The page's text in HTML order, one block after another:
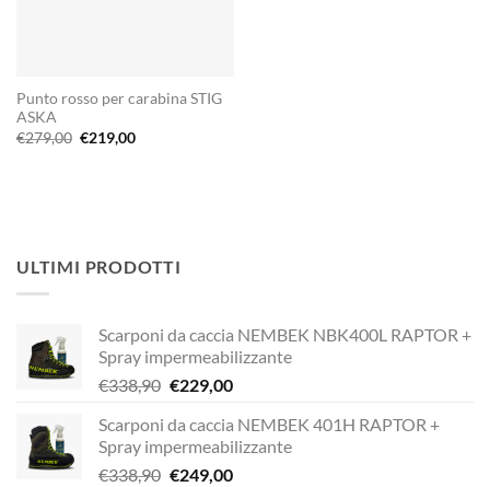
Punto rosso per carabina STIG
ASKA
€279,00 Il
prezzo
€219,00Il
ULTIMI PRODOTTI
Scarponi da caccia NEMBEK NBK400L RAPTOR +
Spray impermeabilizzante
€338,90 Il
originale
era:
€338,90.
€229,00Il
attuale
è:
€229,00.
Scarponi da caccia NEMBEK 401H RAPTOR +
Spray impermeabilizzante
€338,90 Il
€249,00Il